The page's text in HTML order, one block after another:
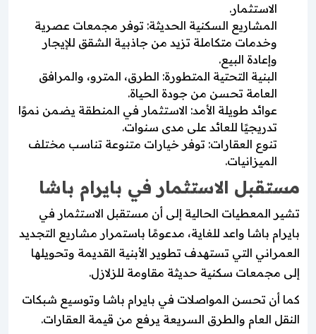
الاستثمار.
المشاريع السكنية الحديثة: توفر مجمعات عصرية
وخدمات متكاملة تزيد من جاذبية الشقق للإيجار
وإعادة البيع.
البنية التحتية المتطورة: الطرق، المترو، والمرافق
العامة تحسن من جودة الحياة.
عوائد طويلة الأمد: الاستثمار في المنطقة يضمن نموًا
تدريجيًا للعائد على مدى سنوات.
تنوع العقارات: توفر خيارات متنوعة تناسب مختلف
الميزانيات.
مستقبل الاستثمار في بايرام باشا
تشير المعطيات الحالية إلى أن مستقبل الاستثمار في
بايرام باشا واعد للغاية، مدعومًا باستمرار مشاريع التجديد
العمراني التي تستهدف تطوير الأبنية القديمة وتحويلها
إلى مجمعات سكنية حديثة مقاومة للزلازل.
كما أن تحسن المواصلات في بايرام باشا وتوسيع شبكات
النقل العام والطرق السريعة يرفع من قيمة العقارات.